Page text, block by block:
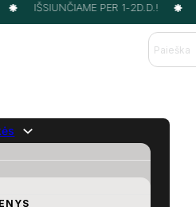
IŠSIUNČIAME PER 1-2D.D.!